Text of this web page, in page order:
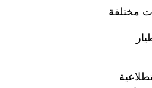
مختلفة